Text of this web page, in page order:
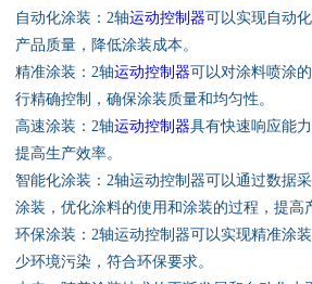
自动化涂装：2轴运动控制器可以实现自动
产品质量，降低涂装成本。
精准涂装：2轴运动控制器可以对涂料喷涂
行精确控制，确保涂装质量和均匀性。
高速涂装：2轴运动控制器具有快速响应能
提高生产效率。
智能化涂装：2轴运动控制器可以通过数据
涂装，优化涂料的使用和涂装的过程，提高
环保涂装：2轴运动控制器可以实现精准涂
少环境污染，符合环保要求。